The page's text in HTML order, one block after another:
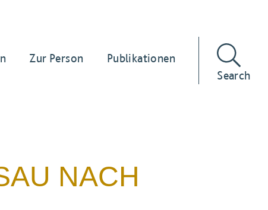
Zur Person
Publikationen
Search
NACH